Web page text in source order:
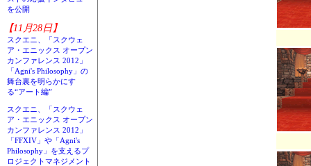
を公開
【11月28日】
スクエニ、「スクウェ
ア・エニックス オープン
カンファレンス 2012」
「Agni's Philosophy」の
舞台裏を明らかにす
る“アート編”
スクエニ、「スクウェ
ア・エニックス オープン
カンファレンス 2012」
「FFXIV」や「Agni's
Philosophy」を支えるプ
ロジェクトマネジメント